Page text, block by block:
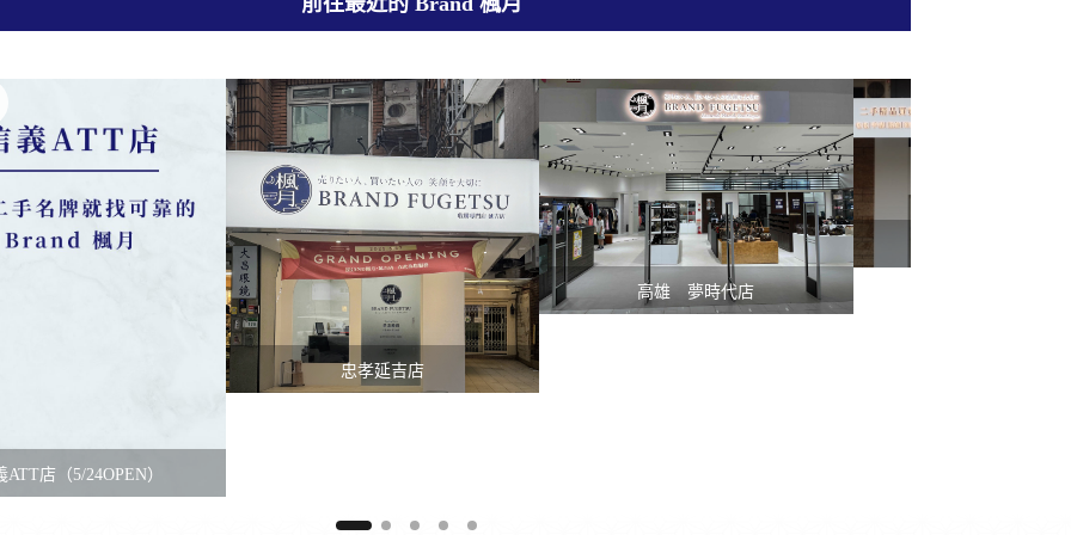
ATT店（5/24OPEN）
忠孝延吉店
高雄 夢時代店